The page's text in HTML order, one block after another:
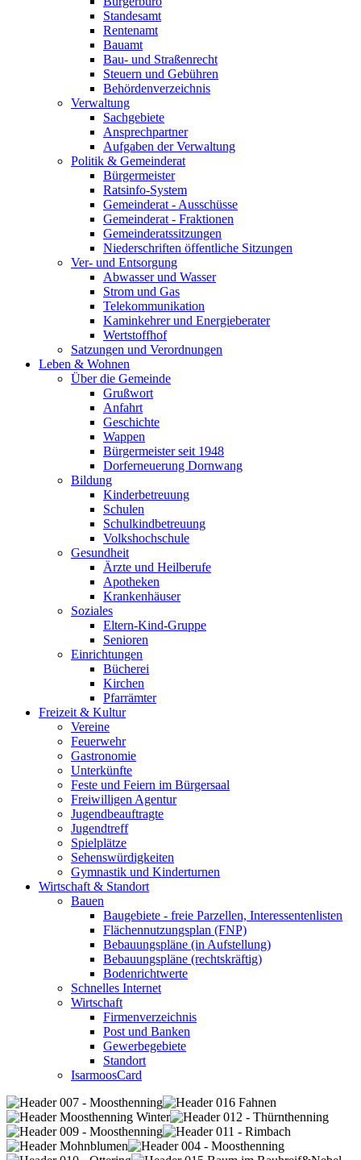
Standesamt
Rentenamt
Bauamt
Bau- und Straßenrecht
Steuern und Gebühren
Behördenverzeichnis
Verwaltung
Sachgebiete
Ansprechpartner
Aufgaben der Verwaltung
Politik & Gemeinderat
Bürgermeister
Ratsinfo-System
Gemeinderat - Ausschüsse
Gemeinderat - Fraktionen
Gemeinderatssitzungen
Niederschriften öffentliche Sitzungen
Ver- und Entsorgung
Abwasser und Wasser
Strom und Gas
Telekommunikation
Kaminkehrer und Energieberater
Wertstoffhof
Satzungen und Verordnungen
Leben & Wohnen
Über die Gemeinde
Grußwort
Anfahrt
Geschichte
Wappen
Bürgermeister seit 1948
Dorferneuerung Dornwang
Bildung
Kinderbetreuung
Schulen
Schulkindbetreuung
Volkshochschule
Gesundheit
Ärzte und Heilberufe
Apotheken
Krankenhäuser
Soziales
Eltern-Kind-Gruppe
Senioren
Einrichtungen
Bücherei
Kirchen
Pfarrämter
Freizeit & Kultur
Vereine
Feuerwehr
Gastronomie
Unterkünfte
Feste und Feiern im Bürgersaal
Freiwilligen Agentur
Jugendbeauftragte
Jugendtreff
Spielplätze
Sehenswürdigkeiten
Gymnastik und Kinderturnen
Wirtschaft & Standort
Bauen
Baugebiete - freie Parzellen, Interessentenlisten
Flächennutzungsplan (FNP)
Bebauungspläne (in Aufstellung)
Bebauungspläne (rechtskräftig)
Bodenrichtwerte
Schnelles Internet
Wirtschaft
Firmenverzeichnis
Post und Banken
Gewerbegebiete
Standort
IsarmoosCard